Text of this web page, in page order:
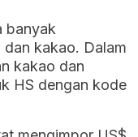
banyak
kakao. Dalam
kakao dan
HS dengan kode